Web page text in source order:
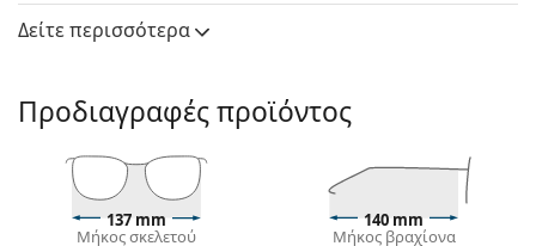
Δείτε πώς φαίνονται πάνω σας αυτά τα γυαλιά
οράσεως με τη λειτουργία του Εικονικού καθρέφτη
Σκελετός γυαλιών οράσεως
Το μαύρο χρώμα του σκελετού ταιριάζει απόλυτα
με έναν δροσερό τόνο δέρματος και ανοιχτά
ξανθά, ανοιχτά καφέ ή μαύρα μαλλιά.
Ο σκελετός Cat Eye είναι μια ιδανική επιλογή για
Δείτε περισσότερα
Προδιαγραφές προϊόντος
137 mm
Μήκος σκελετού
140 mm
Μήκος βραχίονα